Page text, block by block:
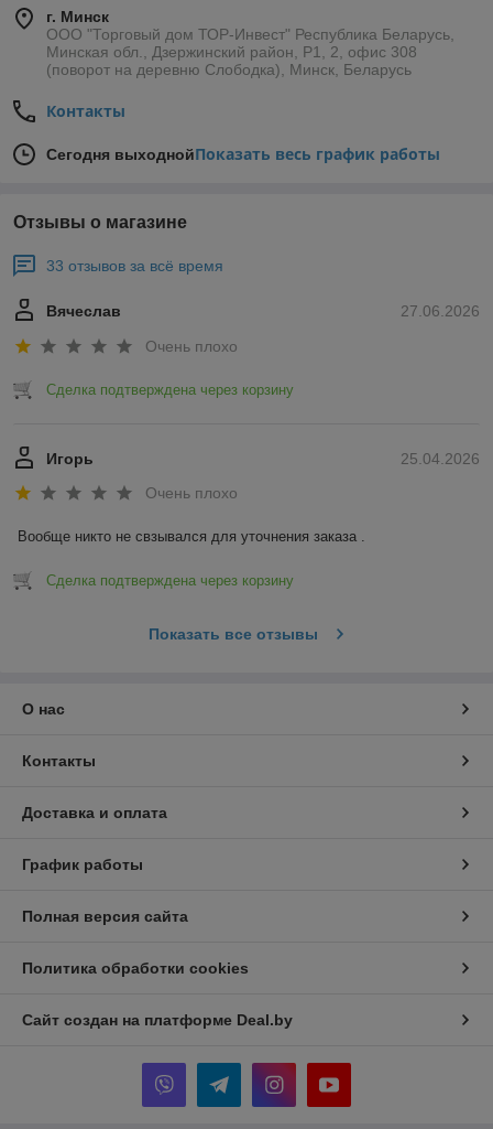
г. Минск
ООО "Торговый дом ТОР-Инвест" Республика Беларусь,
Минская обл., Дзержинский район, Р1, 2, офис 308
(поворот на деревню Слободка), Минск, Беларусь
Контакты
Сегодня выходнойПоказать весь график работы
Отзывы о магазине
33 отзывов за всё время
27.06.2026
Вячеслав
Очень плохо
Сделка подтверждена через корзину
25.04.2026
Игорь
Очень плохо
Вообще никто не свзывался для уточнения заказа .
Сделка подтверждена через корзину
Показать все отзывы
О нас
Контакты
Доставка и оплата
График работы
Полная версия сайта
Политика обработки cookies
Сайт создан на платформе Deal.by